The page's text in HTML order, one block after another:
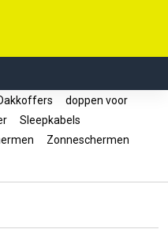
doppen voor
Sleepkabels
Zonneschermen